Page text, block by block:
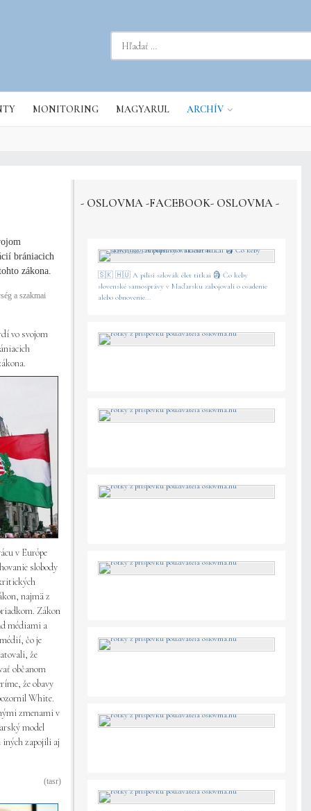
MONITORING MAGYARUL ARCHÍV
brániacich
zákona.
a szakmai
vo svojom
v Európe
slobody
najmä z
Zákon
médiami a
čo je
že
občanom
že obavy
White.
zmenami v
model
iných zapojili aj
(tasr)
- OSLOVMA -FACEBOOK- OSLOVMA -
🇸🇰 🇭🇺 A pilisi szlovák élet titkai 🗿 Čo keby
slovenské samosprávy v Maďarsku zabojovali o osadenie
alebo obnovenie...